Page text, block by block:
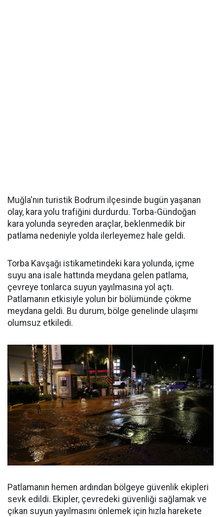
Muğla'nın turistik Bodrum ilçesinde bugün yaşanan
olay, kara yolu trafiğini durdurdu. Torba-Gündoğan
kara yolunda seyreden araçlar, beklenmedik bir
patlama nedeniyle yolda ilerleyemez hale geldi.
Torba Kavşağı istikametindeki kara yolunda, içme
suyu ana isale hattında meydana gelen patlama,
çevreye tonlarca suyun yayılmasına yol açtı.
Patlamanın etkisiyle yolun bir bölümünde çökme
meydana geldi. Bu durum, bölge genelinde ulaşımı
olumsuz etkiledi.
Patlamanın hemen ardından bölgeye güvenlik ekipleri
sevk edildi. Ekipler, çevredeki güvenliği sağlamak ve
çıkan suyun yayılmasını önlemek için hızla harekete